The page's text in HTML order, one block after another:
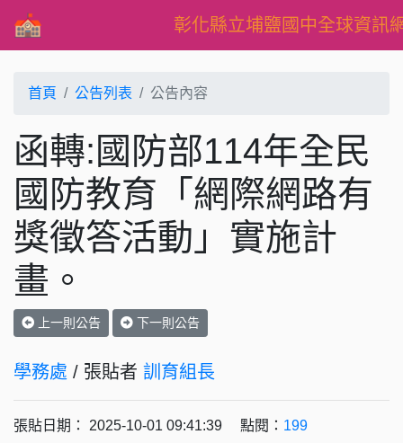
彰化縣立埔鹽國中全球資訊
首頁 公告列表 公告內容
函轉:國防部114年全民
國防教育「網際網路有
獎徵答活動」實施計
畫。
上一則公告 下一則公告
學務處 / 張貼者 訓育組長
張貼日期： 2025-10-01 09:41:39 點閱： 199